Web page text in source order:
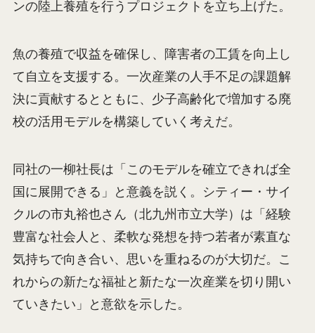
ンの陸上養殖を行うプロジェクトを立ち上げた。
魚の養殖で収益を確保し、障害者の工賃を向上し
て自立を支援する。一次産業の人手不足の課題解
決に貢献するとともに、少子高齢化で増加する廃
校の活用モデルを構築していく考えだ。
同社の一柳社長は「このモデルを確立できれば全
国に展開できる」と意義を説く。シティー・サイ
クルの市丸裕也さん（北九州市立大学）は「経験
豊富な社会人と、柔軟な発想を持つ若者が素直な
気持ちで向き合い、思いを重ねるのが大切だ。こ
れからの新たな福祉と新たな一次産業を切り開い
ていきたい」と意欲を示した。